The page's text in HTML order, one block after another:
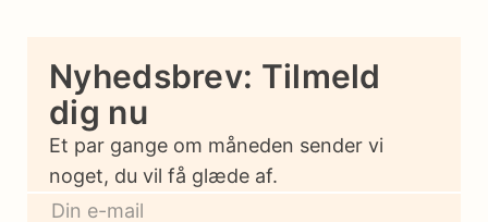
Nyhedsbrev: Tilmeld
dig nu
Et par gange om måneden sender vi
noget, du vil få glæde af.